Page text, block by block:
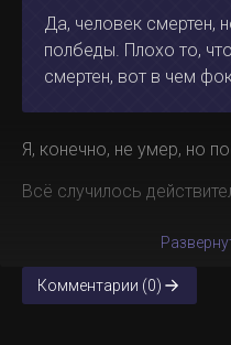
Да, человек смертен,
полбеды. Плохо то,
смертен, вот в чем
Я, конечно, не умер, но
Всё случилось
Комментарии (0)